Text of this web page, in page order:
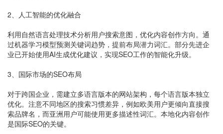
2、人工智能的优化融合
利用自然语言处理技术分析用户搜索意图，优化内容创作方向。通
过机器学习模型预测关键词趋势，提前布局潜力词汇。部分先进企
业已开始使用AI生成优化建议，实现SEO工作的智能化升级。
3、国际市场的SEO布局
对于跨国企业，需建立多语言版本的网站架构，每个语言版本独立
优化。注意不同地区的搜索习惯差异，例如欧美用户更倾向直接搜
索品牌名，而亚洲用户可能使用更多描述性词汇。本地化内容创作
是国际SEO的关键。